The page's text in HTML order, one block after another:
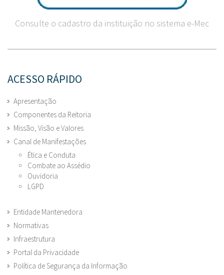
Consulte o cadastro da instituição no sistema e-Mec
ACESSO RÁPIDO
Apresentação
Componentes da Reitoria
Missão, Visão e Valores
Canal de Manifestações
Ética e Conduta
Combate ao Assédio
Ouvidoria
LGPD
Entidade Mantenedora
Normativas
Infraestrutura
Portal da Privacidade
Política de Segurança da Informação